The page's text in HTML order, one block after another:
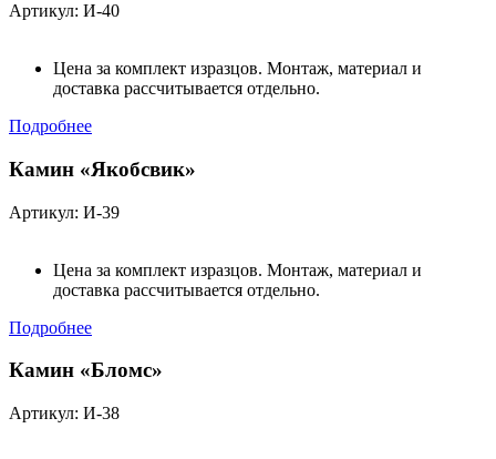
Артикул: И-40
Цена за комплект изразцов. Монтаж, материал и
доставка рассчитывается отдельно.
Подробнее
Камин «Якобсвик»
Артикул: И-39
Цена за комплект изразцов. Монтаж, материал и
доставка рассчитывается отдельно.
Подробнее
Камин «Бломс»
Артикул: И-38